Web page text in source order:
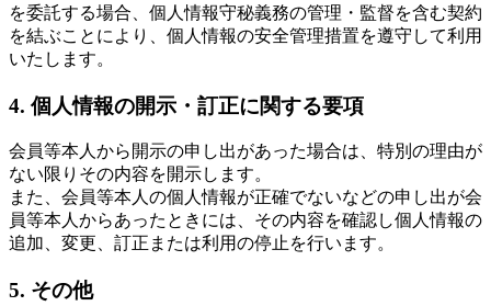
を委託する場合、個人情報守秘義務の管理・監督を含む契約
を結ぶことにより、個人情報の安全管理措置を遵守して利用
いたします。
4. 個人情報の開示・訂正に関する要項
会員等本人から開示の申し出があった場合は、特別の理由が
ない限りその内容を開示します。
また、会員等本人の個人情報が正確でないなどの申し出が会
員等本人からあったときには、その内容を確認し個人情報の
追加、変更、訂正または利用の停止を行います。
5. その他